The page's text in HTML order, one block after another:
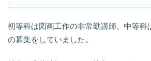
初等科は図画工作の非常勤講師、中等科
の募集をしていました。